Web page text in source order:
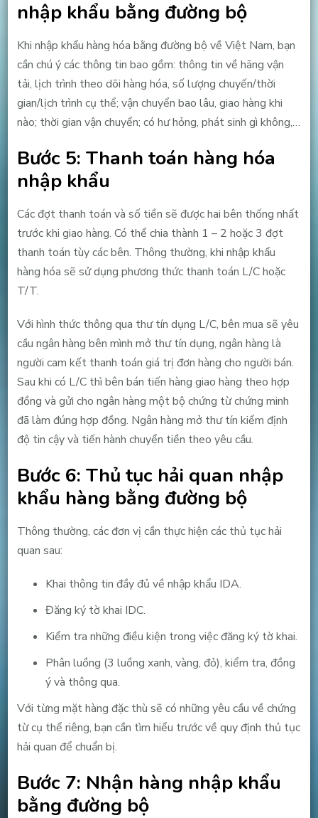
nhập khẩu bằng đường bộ
Khi nhập khẩu hàng hóa bằng đường bộ về Việt Nam, bạn
cần chú ý các thông tin bao gồm: thông tin về hãng vận
tải, lịch trình theo dõi hàng hóa, số lượng chuyến/thời
gian/lịch trình cụ thể; vận chuyển bao lâu, giao hàng khi
nào; thời gian vận chuyển; có hư hỏng, phát sinh gì không,…
Bước 5: Thanh toán hàng hóa
nhập khẩu
Các đợt thanh toán và số tiền sẽ được hai bên thống nhất
trước khi giao hàng. Có thể chia thành 1 – 2 hoặc 3 đợt
thanh toán tùy các bên. Thông thường, khi nhập khẩu
hàng hóa sẽ sử dụng phương thức thanh toán L/C hoặc
T/T.
Với hình thức thông qua thư tín dụng L/C, bên mua sẽ yêu
cầu ngân hàng bên mình mở thư tín dụng, ngân hàng là
người cam kết thanh toán giá trị đơn hàng cho người bán.
Sau khi có L/C thì bên bán tiến hàng giao hàng theo hợp
đồng và gửi cho ngân hàng một bộ chứng từ chứng minh
đã làm đúng hợp đồng. Ngân hàng mở thư tín kiểm định
độ tin cậy và tiến hành chuyển tiền theo yêu cầu.
Bước 6: Thủ tục hải quan nhập
khẩu hàng bằng đường bộ
Thông thường, các đơn vị cần thực hiện các thủ tục hải
quan sau:
Khai thông tin đầy đủ về nhập khẩu IDA.
Đăng ký tờ khai IDC.
Kiểm tra những điều kiện trong việc đăng ký tờ khai.
Phân luồng (3 luồng xanh, vàng, đỏ), kiểm tra, đồng
ý và thông qua.
Với từng mặt hàng đặc thù sẽ có những yêu cầu về chứng
từ cụ thể riêng, bạn cần tìm hiểu trước về quy định thủ tục
hải quan để chuẩn bị.
Bước 7: Nhận hàng nhập khẩu
bằng đường bộ